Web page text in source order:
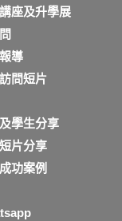
座及升學展
導
問短片
學生分享
片分享
功案例